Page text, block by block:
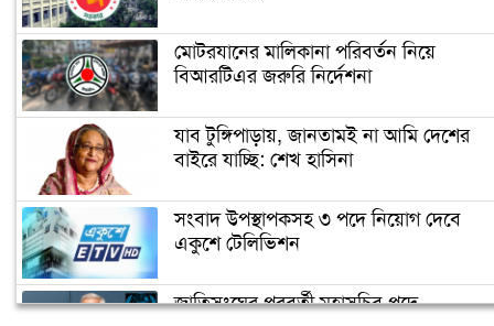
ঘর ভেঙেছে শবনম ফারিয়ার
মনে ধরল না: শ্রীলেখা
পোশাক ও বয়স নিয়ে ট্রোলের মুখে জয়া
সপরিবারে আইসোলেশনে সালমান খান
মোটরযানের মালিকানা পরিবর্তন নিয়ে
বিআরটিএর জরুরি নির্দেশনা
যাব টুঙ্গিপাড়ায়, জানতামই না আমি দেশের
বাইরে যাচ্ছি: শেখ হাসিনা
সংবাদ উপস্থাপকসহ ৩ পদে নিয়োগ দেবে
একুশে টেলিভিশন
জাতিসংঘের পরবর্তী মহাসচিব পদে